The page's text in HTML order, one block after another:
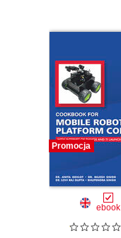
Promocja
ebook